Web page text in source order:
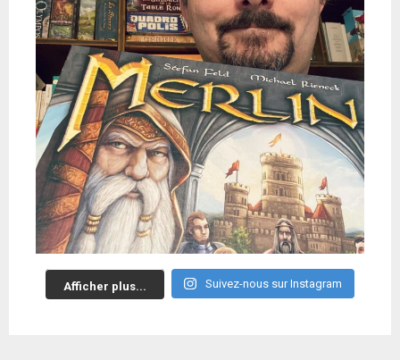
Afficher plus... Suivez-nous sur Instagram